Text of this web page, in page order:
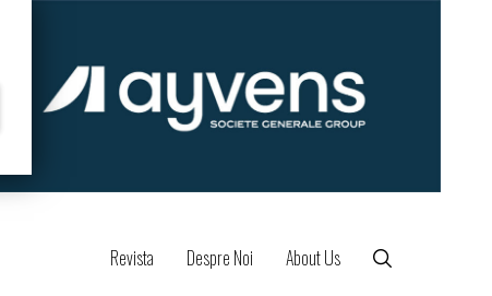
Revista Despre Noi About Us